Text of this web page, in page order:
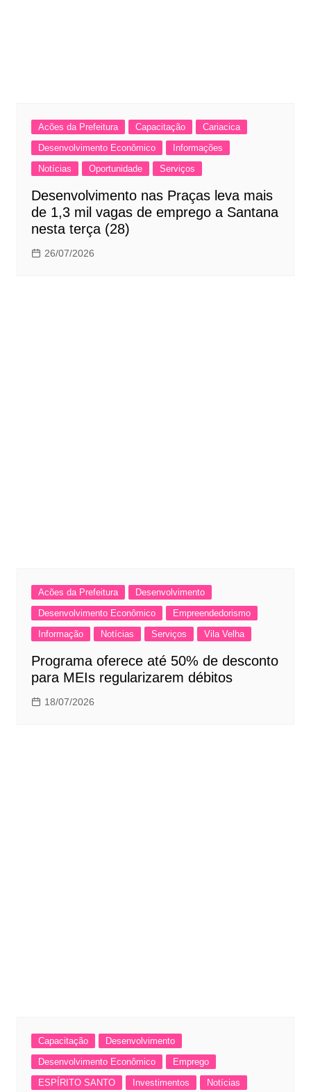
Acões da Prefeitura Capacitação
Cariacica
Desenvolvimento Econômico
Informações
Notícias
Oportunidade Serviços
Desenvolvimento nas Praças leva mais
de 1,3 mil vagas de emprego a Santana
nesta terça (28)
26/07/2026
Acões da Prefeitura
Desenvolvimento
Desenvolvimento Econômico
Empreendedorismo
Informação
Notícias Serviços Vila Velha
Programa oferece até 50% de desconto
para MEIs regularizarem débitos
18/07/2026
Capacitação
Desenvolvimento
Desenvolvimento Econômico
Emprego
ESPÍRITO SANTO
Investimentos Notícias